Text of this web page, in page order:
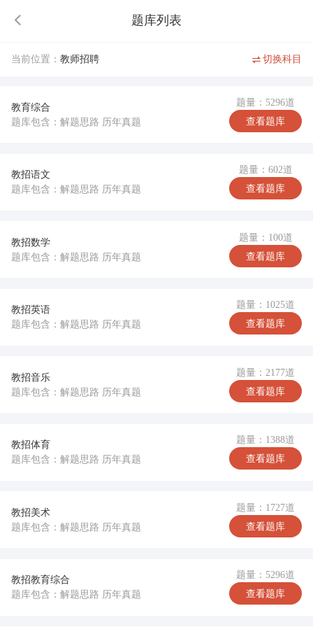
题库列表
当前位置： 教师招聘 切换科目
教育综合
题库包含：解题思路 历年真题
题量：5296道
查看题库
教招语文
题库包含：解题思路 历年真题
题量：602道
查看题库
教招数学
题库包含：解题思路 历年真题
题量：100道
查看题库
教招英语
题库包含：解题思路 历年真题
题量：1025道
查看题库
教招音乐
题库包含：解题思路 历年真题
题量：2177道
查看题库
教招体育
题库包含：解题思路 历年真题
题量：1388道
查看题库
教招美术
题库包含：解题思路 历年真题
题量：1727道
查看题库
教招教育综合
题库包含：解题思路 历年真题
题量：5296道
查看题库